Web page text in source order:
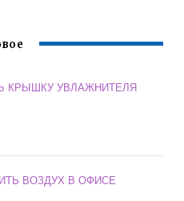
КРЫШКУ УВЛАЖНИТЕЛЯ
ВОЗДУХ В ОФИСЕ